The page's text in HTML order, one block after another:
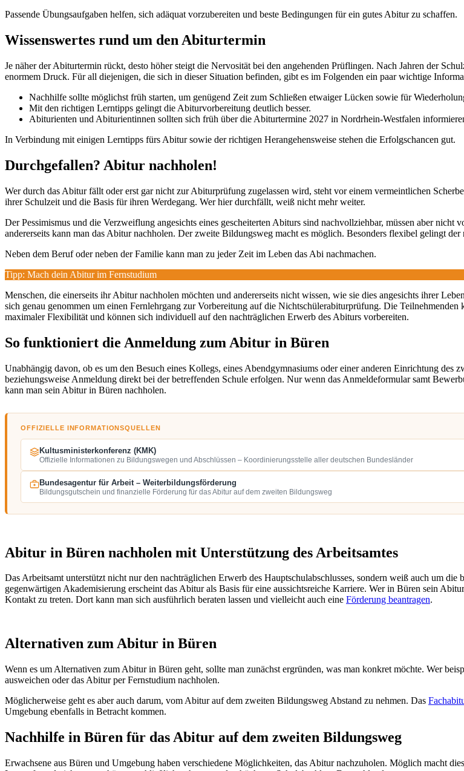
Passende Übungsaufgaben helfen, sich adäquat vorzubereiten und beste Bedingungen für ein gutes Abitur zu schaffen.
Wissenswertes rund um den Abiturtermin
Je näher der Abiturtermin rückt, desto höher steigt die Nervosität bei den angehenden Prüflingen. Nach Jahren der
enormem Druck. Für all diejenigen, die sich in dieser Situation befinden, gibt es im Folgenden ein paar wichtige
Nachhilfe sollte möglichst früh starten, um genügend Zeit zum Schließen etwaiger Lücken sowie für
Mit den richtigen Lerntipps gelingt die Abiturvorbereitung deutlich besser.
Abiturienten und Abiturientinnen sollten sich früh über die Abiturtermine 2027 in Nordrhein-Westfalen
In Verbindung mit einigen Lerntipps fürs Abitur sowie der richtigen Herangehensweise stehen die Erfolgschancen gut.
Durchgefallen? Abitur nachholen!
Wer durch das Abitur fällt oder erst gar nicht zur Abiturprüfung zugelassen wird, steht vor einem vermeintlichen
ihrer Schulzeit und die Basis für ihren Werdegang. Wer hier durchfällt, weiß nicht mehr weiter.
Der Pessimismus und die Verzweiflung angesichts eines gescheiterten Abiturs sind nachvollziehbar, müssen aber
andererseits kann man das Abitur nachholen. Der zweite Bildungsweg macht es möglich. Besonders flexibel gelingt
Neben dem Beruf oder neben der Familie kann man zu jeder Zeit im Leben das Abi nachmachen.
Tipp: Mach dein Abitur im Fernstudium
Menschen, die einerseits ihr Abitur nachholen möchten und andererseits nicht wissen, wie sie dies angesichts ihrer
sich genau genommen um einen Fernlehrgang zur Vorbereitung auf die Nichtschülerabiturprüfung. Die
maximaler Flexibilität und können sich individuell auf den nachträglichen Erwerb des Abiturs vorbereiten.
So funktioniert die Anmeldung zum Abitur in Büren
Unabhängig davon, ob es um den Besuch eines Kollegs, eines Abendgymnasiums oder einer anderen Einrichtung
beziehungsweise Anmeldung direkt bei der betreffenden Schule erfolgen. Nur wenn das Anmeldeformular samt
kann man sein Abitur in Büren nachholen.
OFFIZIELLE INFORMATIONSQUELLEN
Kultusministerkonferenz (KMK)
Offizielle Informationen zu Bildungswegen und Abschlüssen – Koordinierungsstelle aller deutschen Bundesländer
Bundesagentur für Arbeit – Weiterbildungsförderung
Bildungsgutschein und finanzielle Förderung für das Abitur auf dem zweiten Bildungsweg
Abitur in Büren nachholen mit Unterstützung des Arbeitsamtes
Das Arbeitsamt unterstützt nicht nur den nachträglichen Erwerb des Hauptschulabschlusses, sondern weiß auch um
gegenwärtigen Akademisierung erscheint das Abitur als Basis für eine aussichtsreiche Karriere. Wer in Büren sein
Kontakt zu treten. Dort kann man sich ausführlich beraten lassen und vielleicht auch eine Förderung beantragen.
Alternativen zum Abitur in Büren
Wenn es um Alternativen zum Abitur in Büren geht, sollte man zunächst ergründen, was man konkret möchte. Wer
ausweichen oder das Abitur per Fernstudium nachholen.
Möglicherweise geht es aber auch darum, vom Abitur auf dem zweiten Bildungsweg Abstand zu nehmen. Das
Umgebung ebenfalls in Betracht kommen.
Nachhilfe in Büren für das Abitur auf dem zweiten Bildungsweg
Erwachsene aus Büren und Umgebung haben verschiedene Möglichkeiten, das Abitur nachzuholen. Möglich macht